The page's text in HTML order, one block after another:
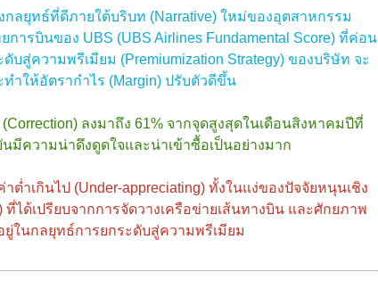
กลยุทธ์ที่ดีภายใต้บริบท (Narrative) ใหม่ของอุตสาหกรรม
ารบินของ UBS (UBS Airlines Fundamental Score) ที่ค่อน
สู่ความพรีเมียม (Premiumization Strategy) ของบริษัท จะ
ำให้อัตรากำไร (Margin) ปรับตัวดีขึ้น
ลงมาถึง 61% จากจุดสูงสุดในเดือนสิงหาคมปีที่
มีความน่าดึงดูดใจและน่าเข้าซื้อเป็นอย่างมาก
ำเกินไป (Under-appreciating) ทั้งในแง่ของปัจจัยหนุนเชิง
ที่ได้เปรียบจากการจัดวางเครือข่ายเส้นทางบิน และศักยภาพ
ยู่ในกลยุทธ์การยกระดับสู่ความพรีเมียม